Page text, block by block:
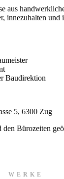
aus
innezuhalten
Baudirektion
5, 6300 Zug
den Bürozeiten
WERKE